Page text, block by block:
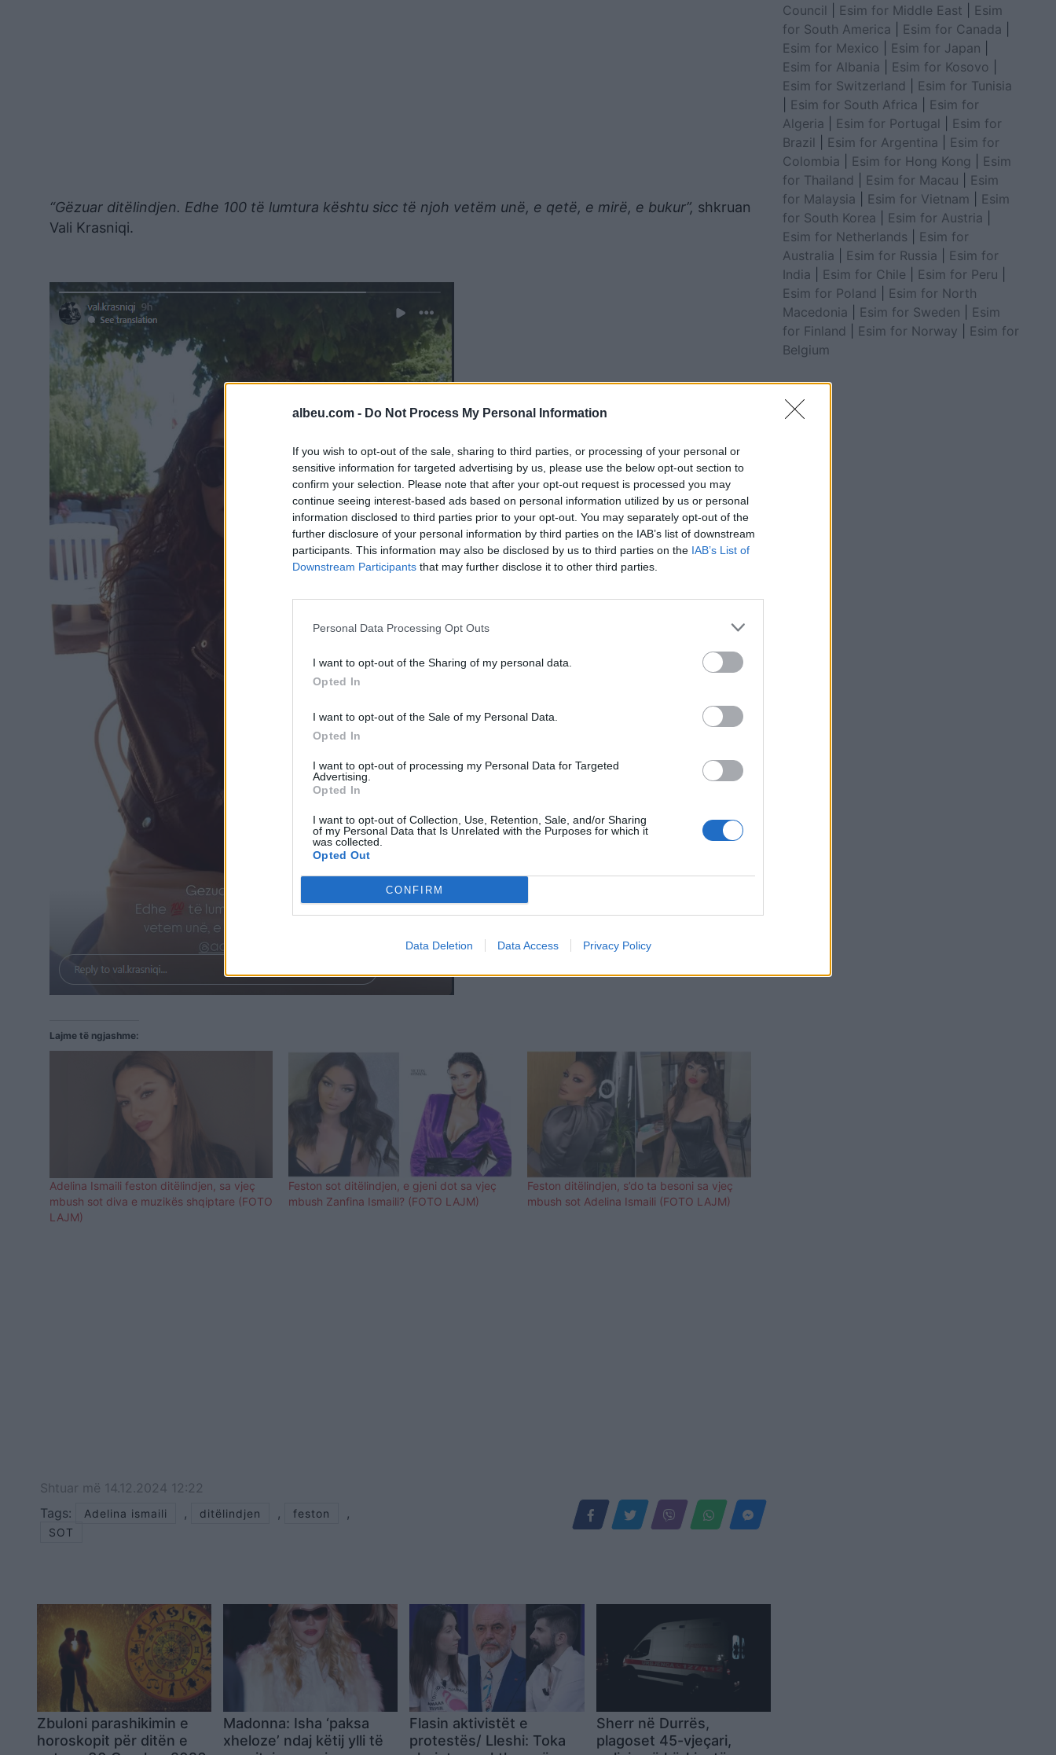
albeu.com - Do Not Process My Personal Information
If you wish to opt-out of the sale, sharing to third parties, or processing of your personal or
sensitive information for targeted advertising by us, please use the below opt-out section to
confirm your selection. Please note that after your opt-out request is processed you may
continue seeing interest-based ads based on personal information utilized by us or personal
information disclosed to third parties prior to your opt-out. You may separately opt-out of the
further disclosure of your personal information by third parties on the IAB’s list of downstream
participants. This information may also be disclosed by us to third parties on the IAB’s List of
Downstream Participants that may further disclose it to other third parties.
Personal Data Processing Opt Outs
I want to opt-out of the Sharing of my personal data.
Opted In
I want to opt-out of the Sale of my Personal Data.
Opted In
I want to opt-out of processing my Personal Data for Targeted
Advertising.
Opted In
I want to opt-out of Collection, Use, Retention, Sale, and/or Sharing
of my Personal Data that Is Unrelated with the Purposes for which it
was collected.
Opted Out
CONFIRM
Data Deletion Data Access Privacy Policy
“Gëzuar ditëlindjen. Edhe 100 të lumtura kështu sicc të njoh vetëm unë, e qetë, e mirë, e bukur”, shkruan
Vali Krasniqi.
Lajme të ngjashme:
Adelina Ismaili feston ditëlindjen, sa vjeç
mbush sot diva e muzikës shqiptare (FOTO
LAJM)
Feston sot ditëlindjen, e gjeni dot sa vjeç
mbush Zanfina Ismaili? (FOTO LAJM)
Feston ditëlindjen, s’do ta besoni sa vjeç
mbush sot Adelina Ismaili (FOTO LAJM)
Shtuar më 14.12.2024 12:22
Tags:
Adelina ismaili , ditëlindjen , feston ,
SOT
Zbuloni parashikimin e
horoskopit për ditën e
Madonna: Isha ‘paksa
xheloze’ ndaj këtij ylli të
Flasin aktivistët e
protestës/ Lleshi: Toka
Sherr në Durrës,
plagoset 45-vjeçari,
Council
Esim for Middle East
Esim
for South America
Esim for Canada
Esim for Mexico
Esim for Japan
Esim for Albania
Esim for Kosovo
Esim for Switzerland
Esim for Tunisia
Esim for South Africa
Esim for
Algeria
Esim for Portugal
Esim for
Brazil
Esim for Argentina
Esim for
Colombia
Esim for Hong Kong
Esim
for Thailand
Esim for Macau
Esim
for Malaysia
Esim for Vietnam
Esim
for South Korea
Esim for Austria
Esim for Netherlands
Esim for
Australia
Esim for Russia
Esim for
India
Esim for Chile Esim for Peru
Esim for Poland
Esim for North
Macedonia
Esim for Sweden
Esim
for Finland
Esim for Norway
Esim for
Belgium